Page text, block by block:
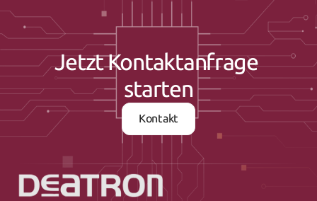
Jetzt Kontaktanfrage
starten
Kontakt